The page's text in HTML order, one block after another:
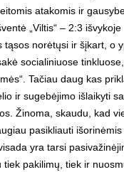
atakomis ir
„Viltis“ – 2:3
tąsos norėtųsi ir šįkart, o
socialiniuose
Tačiau daug kas
ir sugebėjimo išlaikyti
Žinoma, skaudu, kad
pasikliauti
yra tarsi
tiek pakilimų, tiek ir